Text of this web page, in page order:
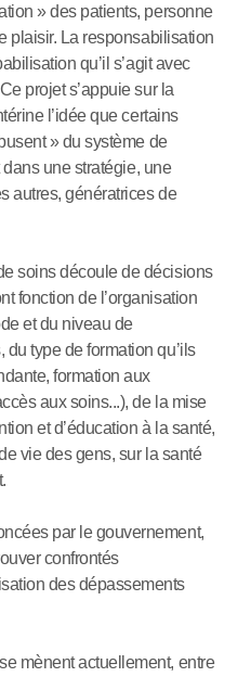
» des patients, personne
plaisir. La responsabilisation
qu’il s’agit avec
projet s’appuie sur la
l’idée que certains
» du système de
dans une stratégie, une
autres, génératrices de
soins découle de décisions
fonction de l’organisation
et du niveau de
type de formation qu’ils
formation aux
aux soins...), de la mise
et d’éducation à la santé,
vie des gens, sur la santé
par le gouvernement,
confrontés
des dépassements
mènent actuellement, entre